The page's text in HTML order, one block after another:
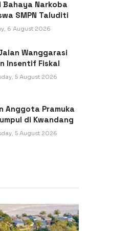
Bahaya Narkoba
SMPN Taluditi
6 August 2026
Wanggarasi
Insentif Fiskal
5 August 2026
Anggota Pramuka
di Kwandang
5 August 2026